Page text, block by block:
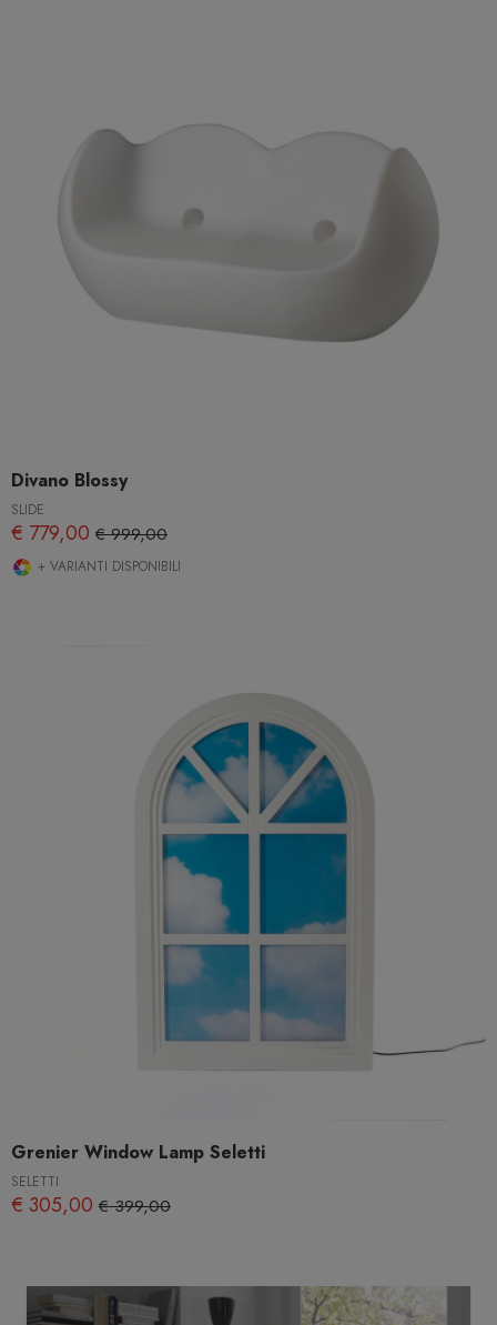
Divano Blossy
SLIDE
€ 779,00 € 999,00
+ VARIANTI DISPONIBILI
Grenier Window Lamp Seletti
SELETTI
€ 305,00 € 399,00